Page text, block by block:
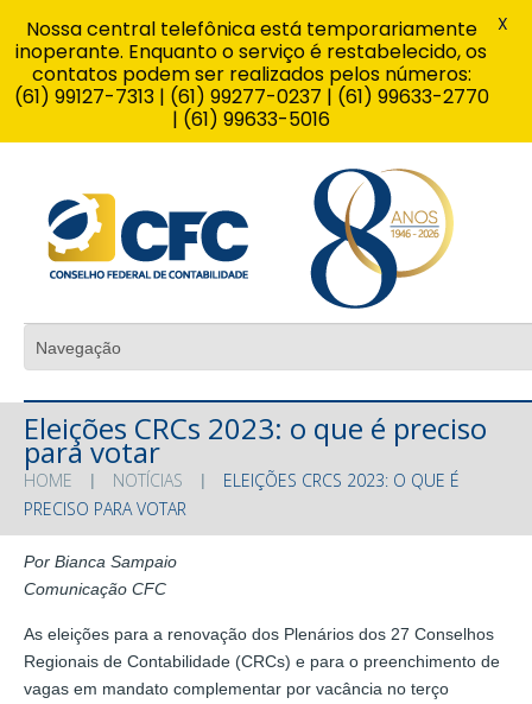
Eleições CRCs 2023: o que é preciso
para votar
HOME NOTÍCIAS
ELEIÇÕES CRCS 2023: O QUE É
PRECISO PARA VOTAR
Por Bianca Sampaio
Comunicação CFC
As eleições para a renovação dos Plenários dos 27 Conselhos
Regionais de Contabilidade (CRCs) e para o preenchimento de
vagas em mandato complementar por vacância no terço
Nossa central telefônica está temporariamente
inoperante. Enquanto o serviço é restabelecido, os
contatos podem ser realizados pelos números:
(61) 99127-7313 | (61) 99277-0237 | (61) 99633-2770
| (61) 99633-5016
X